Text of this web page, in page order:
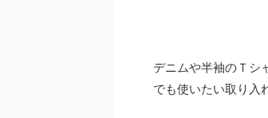
デニムや半袖のＴシ
でも使いたい取り入